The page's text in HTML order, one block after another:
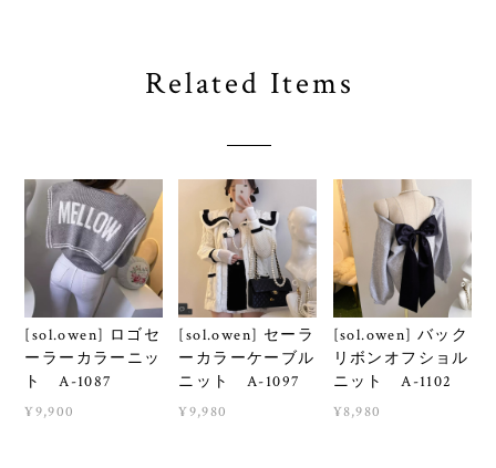
Related Items
[sol.owen] ロゴセ
ーラーカラーニッ
ト A-1087
¥9,900
[sol.owen] セーラ
ーカラーケーブル
ニット A-1097
¥9,980
[sol.owen] バック
リボンオフショル
ニット A-1102
¥8,980